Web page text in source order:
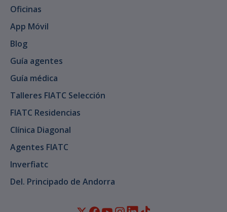
Oficinas
App Móvil
Blog
Guía agentes
Guía médica
Talleres FIATC Selección
FIATC Residencias
Clínica Diagonal
Agentes FIATC
Inverfiatc
Del. Principado de Andorra